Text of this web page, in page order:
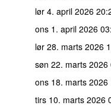
lør 4. april 2026
ons 1. april 2026
lør 28. marts 2026
søn 22. marts 2026
ons 18. marts 2026
tirs 10. marts 2026